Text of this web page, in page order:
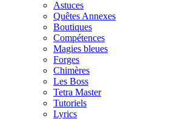
Astuces
Quêtes Annexes
Boutiques
Compétences
Magies bleues
Forges
Chimères
Les Boss
Tetra Master
Tutoriels
Lyrics